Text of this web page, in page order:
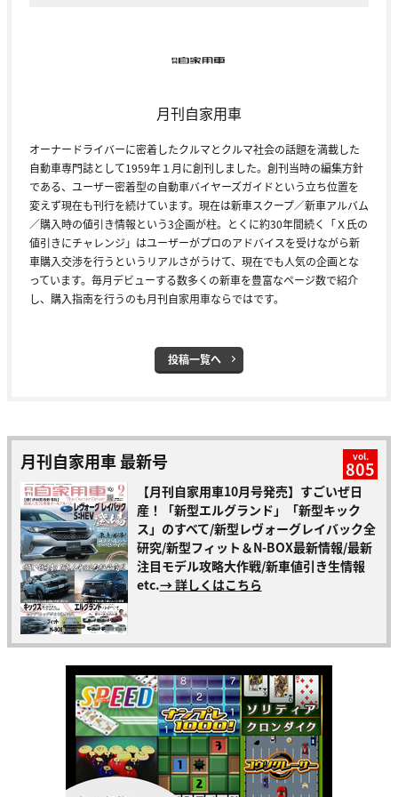
月刊自家用車
オーナードライバーに密着したクルマとクルマ社会の話題を満載した
自動車専門誌として1959年１月に創刊しました。創刊当時の編集方針
である、ユーザー密着型の自動車バイヤーズガイドという立ち位置を
変えず現在も刊行を続けています。現在は新車スクープ／新車アルバム
／購入時の値引き情報という3企画が柱。とくに約30年間続く「Ｘ氏の
値引きにチャレンジ」はユーザーがプロのアドバイスを受けながら新
車購入交渉を行うというリアルさがうけて、現在でも人気の企画とな
っています。毎月デビューする数多くの新車を豊富なページ数で紹介
し、購入指南を行うのも月刊自家用車ならではです。
投稿一覧へ
月刊自家用車 最新号 vol.
805
【月刊自家用車10月号発売】すごいぜ日
産！「新型エルグランド」「新型キック
ス」のすべて/新型レヴォーグレイバック全
研究/新型フィット＆N-BOX最新情報/最新
注目モデル攻略大作戦/新車値引き生情報
etc.→ 詳しくはこちら